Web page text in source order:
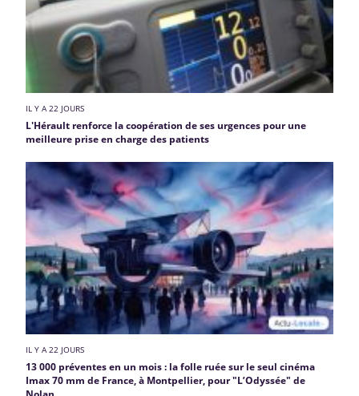
IL Y A 22 JOURS
L'Hérault renforce la coopération de ses urgences pour une
meilleure prise en charge des patients
IL Y A 22 JOURS
13 000 préventes en un mois : la folle ruée sur le seul cinéma
Imax 70 mm de France, à Montpellier, pour "L’Odyssée" de